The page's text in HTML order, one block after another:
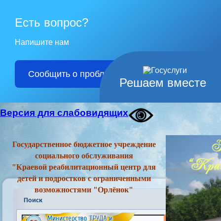
Решаем вместе
Есть вопрос?
Напишите нам
Сообщить о проблеме
Версия для слабовидящих
Государственное бюджетное учреждение
социального обслуживания
"Краевой реабилитационный центр для
детей и подростков с ограниченными
возможностями "Орлёнок"
Поиск